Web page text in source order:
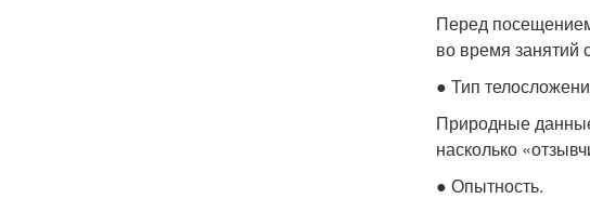
Перед
во время занятий
● Тип
Природные
насколько
● Опытность.